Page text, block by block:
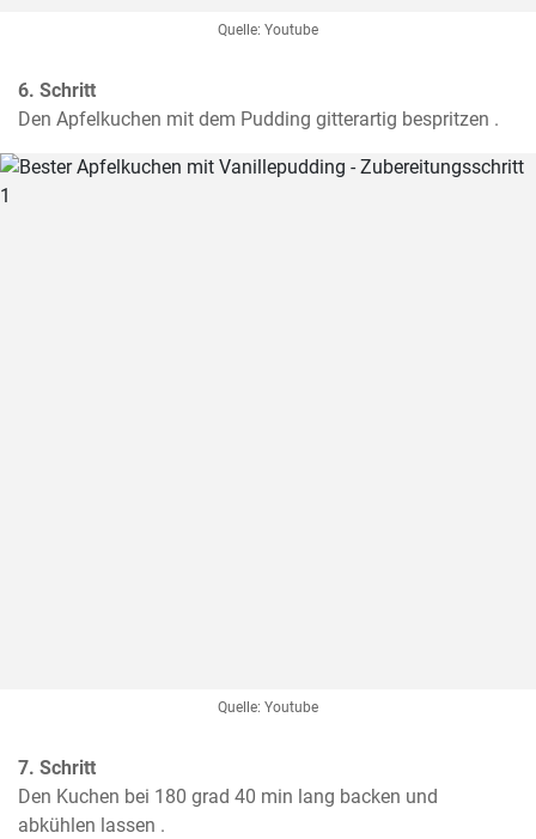
Quelle: Youtube
6. Schritt
Den Apfelkuchen mit dem Pudding gitterartig bespritzen .
Quelle: Youtube
7. Schritt
Den Kuchen bei 180 grad 40 min lang backen und
abkühlen lassen .